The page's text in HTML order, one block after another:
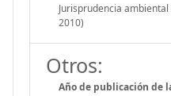
Jurisprudencia
2010)
Otros:
Año de publicación de